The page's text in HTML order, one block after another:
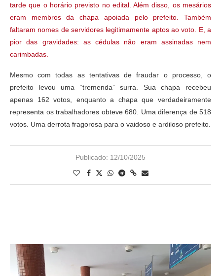
tarde que o horário previsto no edital. Além disso, os mesários
eram membros da chapa apoiada pelo prefeito. Também
faltaram nomes de servidores legitimamente aptos ao voto. E, a
pior das gravidades: as cédulas não eram assinadas nem
carimbadas.
Mesmo com todas as tentativas de fraudar o processo, o
prefeito levou uma “tremenda” surra. Sua chapa recebeu
apenas 162 votos, enquanto a chapa que verdadeiramente
representa os trabalhadores obteve 680. Uma diferença de 518
votos. Uma derrota fragorosa para o vaidoso e ardiloso prefeito.
Publicado: 12/10/2025